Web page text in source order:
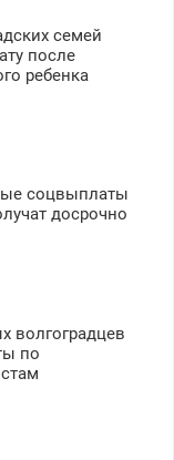
семей
после
ребенка
соцвыплаты
досрочно
волгоградцев
по